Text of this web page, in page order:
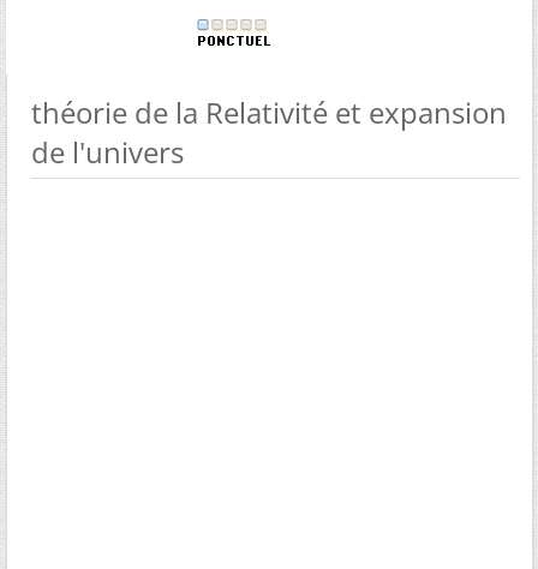
théorie de la Relativité et expansion
de l'univers